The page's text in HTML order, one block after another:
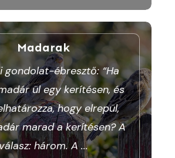
Madarak
gondolat-ébresztő: “Ha
ül egy kerítésen, és
hogy elrepül,
marad a kerítésen? A
három. A...